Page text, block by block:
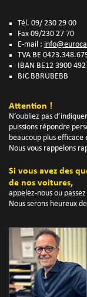
Tél. 09/ 230 29 00
Fax 09/230 27 70
E-mail :
TVA BE
IBAN BE12 3900
BIC BBRUBEBB
Attention !
N’oubliez pas
puissions répondre
beaucoup plus efficace
Nous vous rappelons
Si vous avez des
de nos voitures,
appelez-nous ou
Nous serons heureux